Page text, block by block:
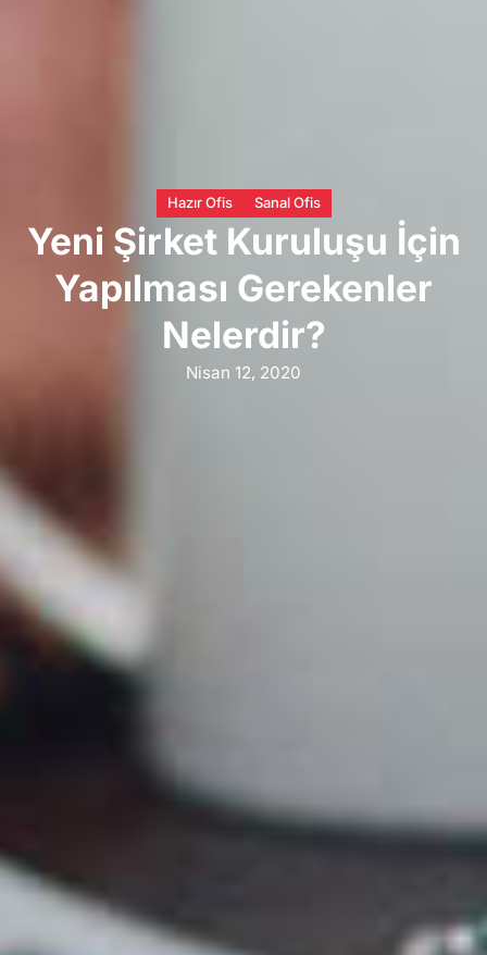
Hazır Ofis Sanal Ofis
Yeni Şirket Kuruluşu İçin
Yapılması Gerekenler
Nelerdir?
Nisan 12, 2020